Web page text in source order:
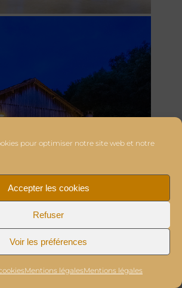
pour optimiser notre site web et notre
Accepter les cookies
Refuser
Voir les préférences
Mentions légalesMentions légales